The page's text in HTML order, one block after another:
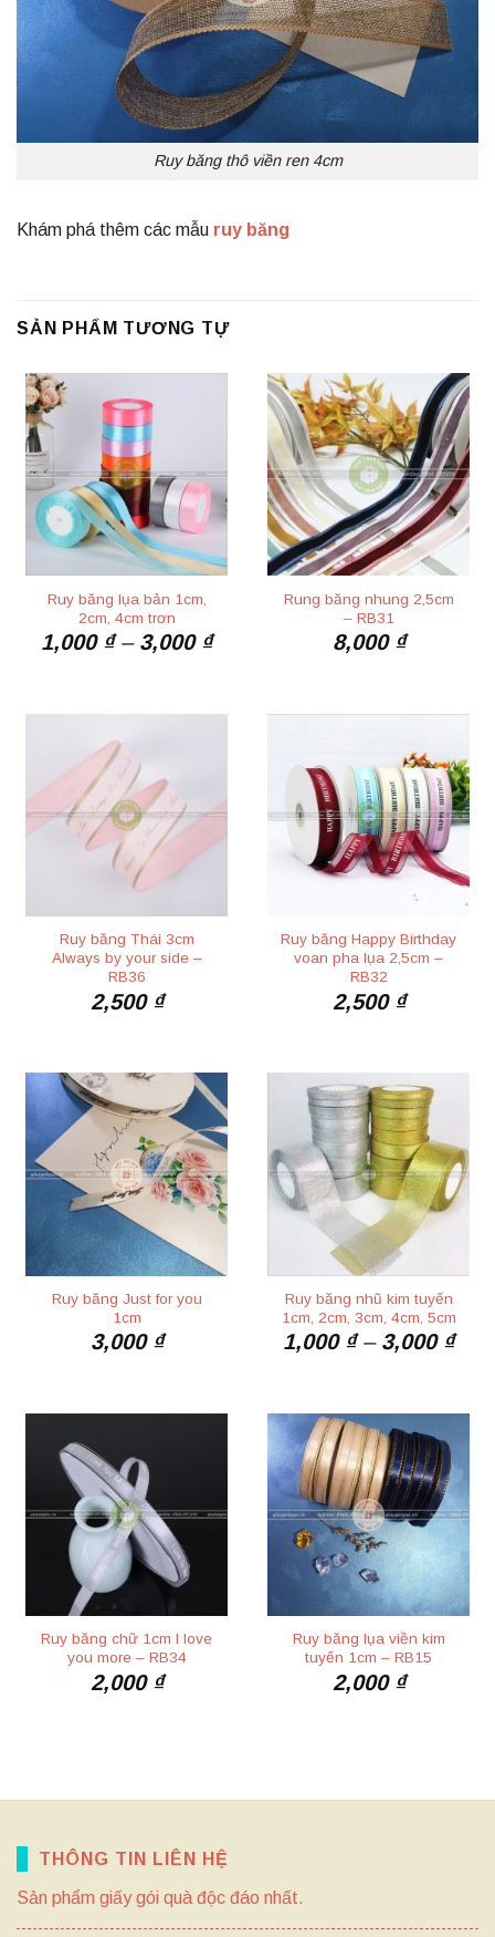
Ruy băng thô viền ren 4cm
Khám phá thêm các mẫu ruy băng
SẢN PHẨM TƯƠNG TỰ
Ruy băng lụa bản 1cm,
2cm, 4cm trơn
1,000 ₫ – 3,000 ₫Khoảng
Rung băng nhung 2,5cm
– RB31
8,000 ₫
Ruy băng Thái 3cm
Always by your side –
RB36
2,500 ₫
Ruy băng Happy Birthday
voan pha lụa 2,5cm –
RB32
2,500 ₫
Ruy băng Just for you
1cm
3,000 ₫
Ruy băng nhũ kim tuyến
1cm, 2cm, 3cm, 4cm, 5cm
1,000 ₫ – 3,000 ₫
Ruy băng chữ 1cm I love
you more – RB34
2,000 ₫
Ruy băng lụa viền kim
tuyến 1cm – RB15
2,000 ₫
THÔNG TIN LIÊN HỆ
Sản phẩm giấy gói quà độc đáo nhất.